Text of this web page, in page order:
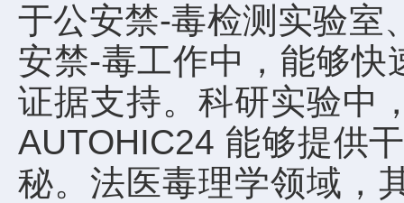
于公安禁-毒检测实验室
安禁-毒工作中，能够快
证据支持。科研实验中
AUTOHIC24 能够提供
秘。法医毒理学领域，